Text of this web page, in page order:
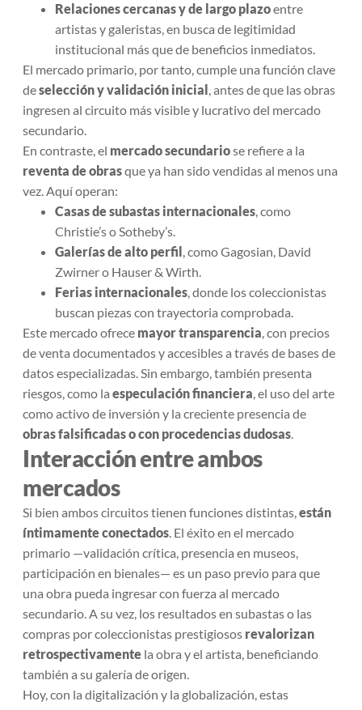
Relaciones cercanas y de largo plazoentre
artistas y galeristas, en busca de legitimidad
institucional más que de beneficios inmediatos.
El mercado primario, por tanto, cumple una función clave
deselección y validación inicial, antes de que las obras
ingresen al circuito más visible y lucrativo del mercado
secundario.
En contraste, el mercado secundariose refiere a la
reventa de obrasque ya han sido vendidas al menos una
vez. Aquí operan:
Casas de subastas internacionales, como
Christie’s o Sotheby’s.
Galerías de alto perfil, como Gagosian, David
Zwirner o Hauser & Wirth.
Ferias internacionales, donde los coleccionistas
buscan piezas con trayectoria comprobada.
Este mercado ofrece mayor transparencia, con precios
de venta documentados y accesibles a través de bases de
datos especializadas. Sin embargo, también presenta
riesgos, como la especulación financiera, el uso del arte
como activo de inversión y la creciente presencia de
obras falsificadas o con procedencias dudosas.
Interacción entre ambos
mercados
Si bien ambos circuitos tienen funciones distintas,están
íntimamente conectados. El éxito en el mercado
primario —validación crítica, presencia en museos,
participación en bienales— es un paso previo para que
una obra pueda ingresar con fuerza al mercado
secundario. A su vez, los resultados en subastas o las
compras por coleccionistas prestigiosos revalorizan
retrospectivamente la obra y el artista, beneficiando
también a su galería de origen.
Hoy, con la digitalización y la globalización, estas